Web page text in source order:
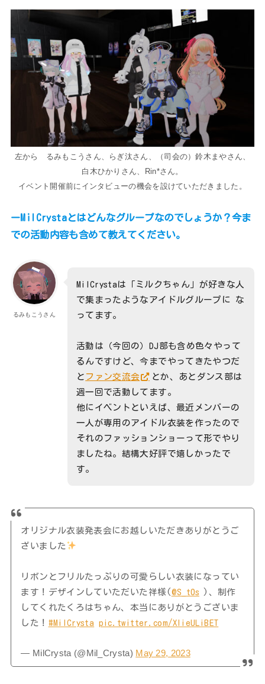
左から るみもこうさん、らぎ汰さん、（司会の）鈴木まやさん、
白木ひかりさん、Rin*さん。
イベント開催前にインタビューの機会を設けていただきました。
ーMilCrystaとはどんなグループなのでしょうか？今ま
での活動内容も含めて教えてください。
るみもこうさん
MilCrystaは「ミルクちゃん」が好きな人
で集まったようなアイドルグループに な
ってます。
活動は（今回の）DJ部も含め色々やって
るんですけど、今までやってきたやつだ
と ファン交流会
とか、あとダンス部は
週一回で活動してます。
他にイベントといえば、最近メンバーの
一人が専用のアイドル衣装を作ったので
それのファッションショーって形でやり
ましたね。結構大好評で嬉しかったで
す。
オリジナル衣装発表会にお越しいただきありがとうご
ざいました
リボンとフリルたっぷりの可愛らしい衣装になってい
ます！デザインしていただいた祥様( @S_t0s )、制作
してくれたくろはちゃん、本当にありがとうございま
した！ #MilCrysta pic.twitter.com/XIieULiBET
— MilCrysta (@Mil_Crysta) May 29, 2023